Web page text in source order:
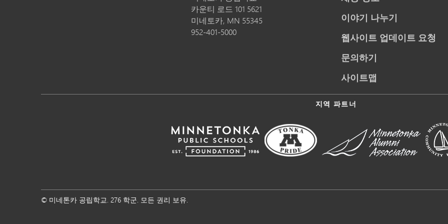
카운티 로드 101 5621
미네토카, MN 55345
952-401-5000
이야기 나누기
웹사이트 업데이트 요청
문의하기
사이트맵
지역 파트너
© 미네톤카 공립학교. 276 학군. 모든 권리 보유.